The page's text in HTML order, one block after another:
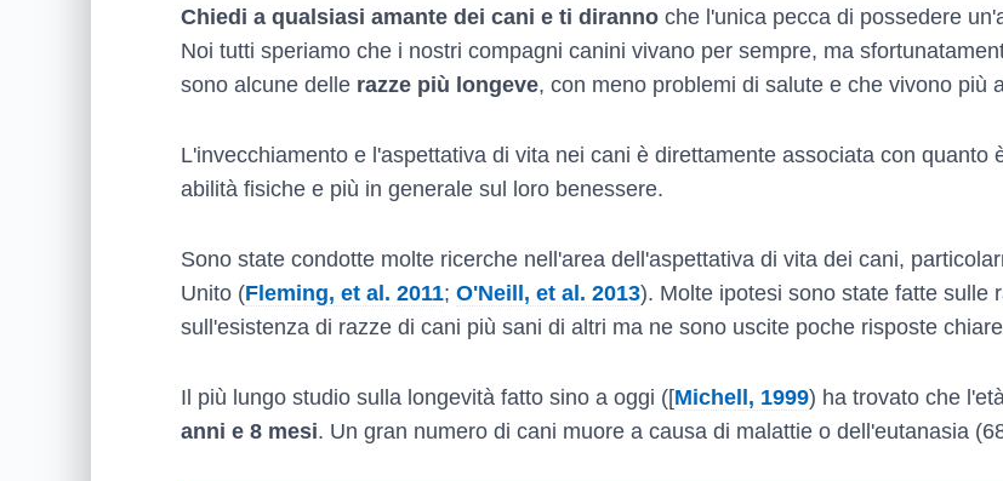
Chiedi a qualsiasi amante dei cani e ti diranno che l'unica pecca di possedere
Noi tutti speriamo che i nostri compagni canini vivano per sempre, ma
sono alcune delle razze più longeve, con meno problemi di salute e che vivono più
L'invecchiamento e l'aspettativa di vita nei cani è direttamente associata con
abilità fisiche e più in generale sul loro benessere.
Sono state condotte molte ricerche nell'area dell'aspettativa di vita dei cani,
Unito (Fleming, et al. 2011; O'Neill, et al. 2013). Molte ipotesi sono state fatte sulle
sull'esistenza di razze di cani più sani di altri ma ne sono uscite poche risposte
Il più lungo studio sulla longevità fatto sino a oggi ([Michell, 1999) ha trovato che
anni e 8 mesi. Un gran numero di cani muore a causa di malattie o dell'eutanasia